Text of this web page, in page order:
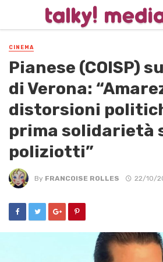
CINEMA
Pianese (COISP)
di Verona:
distorsioni
prima solidarietà
poliziotti”
By FRANCOISE ROLLES 22/10/